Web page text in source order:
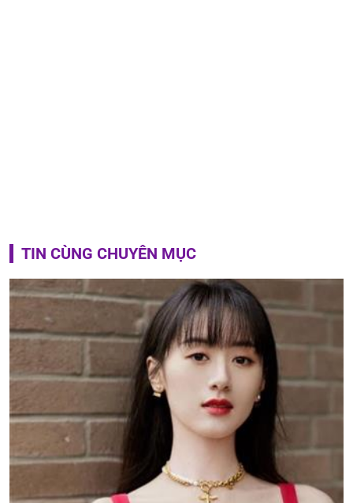
TIN CÙNG CHUYÊN MỤC